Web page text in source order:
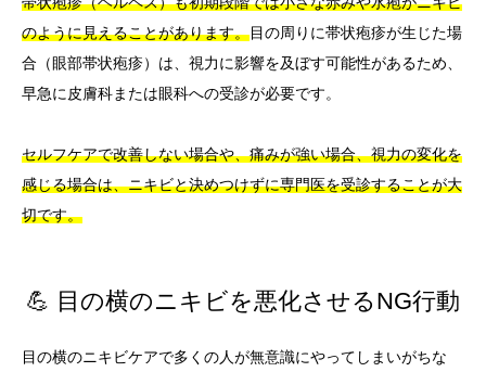
のように見えることがあります。目の周りに帯状疱疹が生じた場
合（眼部帯状疱疹）は、視力に影響を及ぼす可能性があるため、
早急に皮膚科または眼科への受診が必要です。
セルフケアで改善しない場合や、痛みが強い場合、視力の変化を
感じる場合は、ニキビと決めつけずに専門医を受診することが大
切です。
💪 目の横のニキビを悪化させるNG行動
目の横のニキビケアで多くの人が無意識にやってしまいがちな